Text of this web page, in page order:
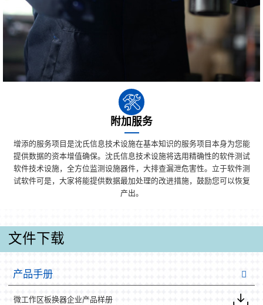
附加服务
增添的服务项目是沈氏信息技术设施在基本知识的服务项目本身为您能
提供数据的资本增值确保。沈氏信息技术设施将选用精确性的软件测试
软件技术设施，全方位监测设施器件，大排查漏泄危害性。立于软件测
试软件可是，大家将能提供数据最加处理的改进措施，鼓励您可以恢复
产出。
文件下载
产品手册
微工作区板换器企业产品样册